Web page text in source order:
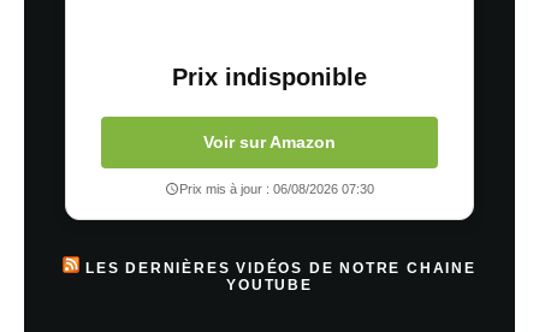
Prix indisponible
Voir sur Amazon
Prix mis à jour : 06/08/2026 07:30
LES DERNIÈRES VIDÉOS DE NOTRE CHAINE
YOUTUBE